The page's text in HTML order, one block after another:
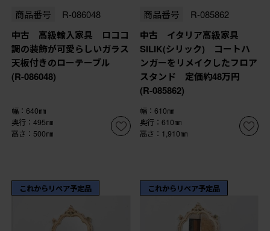
商品番号 R-086048
中古 高級輸入家具 ロココ
調の装飾が可愛らしいガラス
天板付きのローテーブル
(R-086048)
幅：640㎜
奥行：495㎜
高さ：500㎜
商品番号 R-085862
中古 イタリア高級家具
SILIK(シリック) コートハ
ンガーをリメイクしたフロア
スタンド 定価約48万円
(R-085862)
幅：610㎜
奥行：610㎜
高さ：1,910㎜
これからリペア予定品 これからリペア予定品